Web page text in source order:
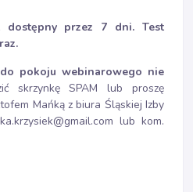
przez 7 dni. Test
pokoju webinarowego nie
skrzynkę SPAM lub proszę
Mańką z biura Śląskiej Izby
lub kom.